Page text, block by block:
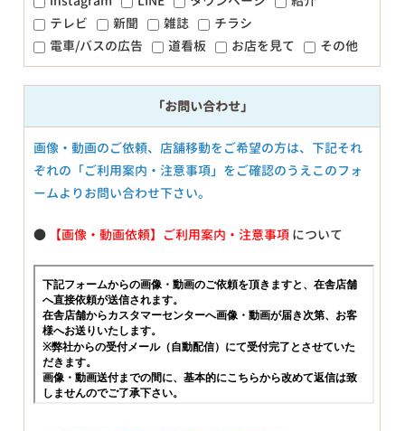
テレビ
新聞 雑誌
チラシ
電車/バスの広告
道看板 お店を見て その他
「お問い合わせ」
画像・動画のご依頼、店舗移動をご希望の方は、下記それ
ぞれの「ご利用案内・注意事項」をご確認のうえこのフォ
ームよりお問い合わせ下さい。
● 【画像・動画依頼】ご利用案内・注意事項 について